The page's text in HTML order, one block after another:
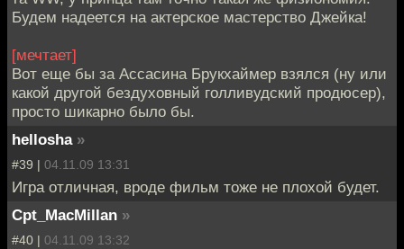
Будем надеется на актерское мастерство Джейка!
[мечтает]
Вот еще бы за Ассасина Брукхаймер взялся (ну или
какой другой бездуховный голливудский продюсер),
просто шикарно было бы.
hellosha »
#39 | 04.11.09 13:31
Игра отличная, вроде фильм тоже не плохой будет.
Cpt_MacMillan »
#40 | 04.11.09 13:32